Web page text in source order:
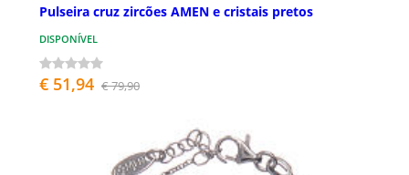
Pulseira cruz zircões AMEN e cristais pretos
DISPONÍVEL
€ 51,94 € 79,90